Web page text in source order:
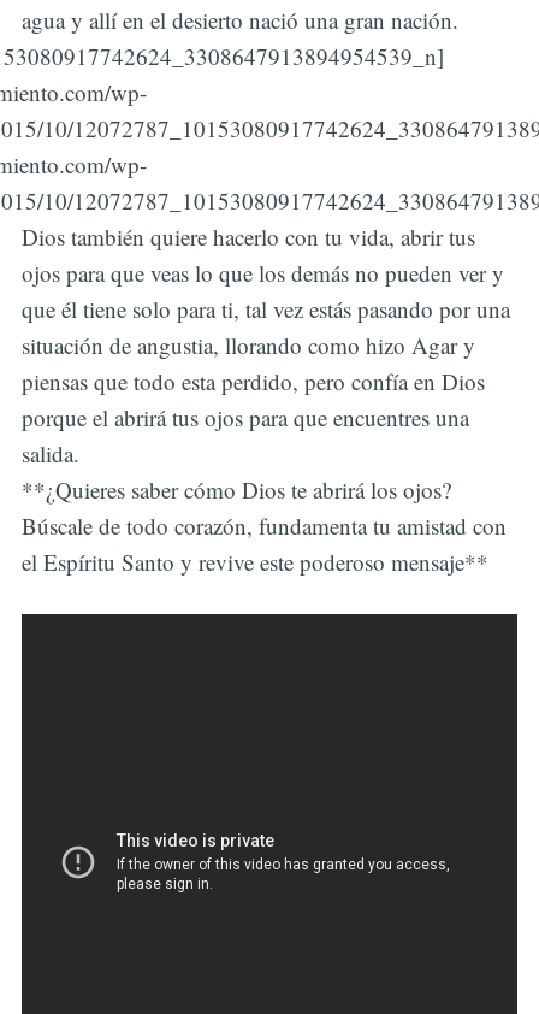
agua y allí en el desierto nació una gran nación.
wp-
10/
wp-
10/
Dios también quiere hacerlo con tu vida, abrir tus
ojos para que veas lo que los demás no pueden ver y
que él tiene solo para ti, tal vez estás pasando por una
situación de angustia, llorando como hizo Agar y
piensas que todo esta perdido, pero confía en Dios
porque el abrirá tus ojos para que encuentres una
salida.
**¿Quieres saber cómo Dios te abrirá los ojos?
Búscale de todo corazón, fundamenta tu amistad con
el Espíritu Santo y revive este poderoso mensaje**